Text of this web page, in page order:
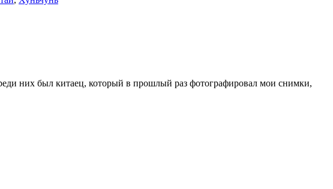
них был китаец, который в прошлый раз фотографировал мои снимки,